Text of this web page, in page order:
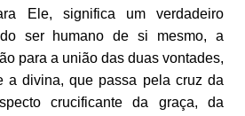
Ele, significa um verdadeiro
ser humano de si mesmo, a
para a união das duas vontades,
a divina, que passa pela cruz da
crucificante da graça, da